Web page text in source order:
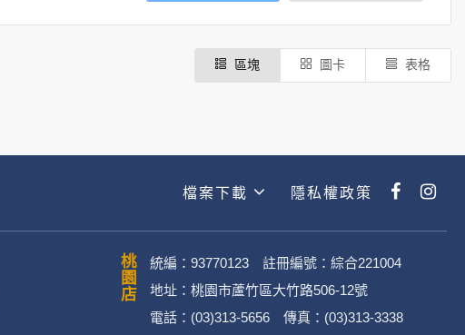
區塊 圖卡 表格
檔案下載 隱私權政策
桃園店
統編：93770123 註冊編號：綜合221004
地址：桃園市蘆竹區大竹路506-12號
電話：(03)313-5656 傳真：(03)313-3338